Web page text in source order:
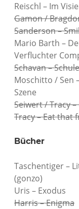
Reischl – Im
Gamon /
Sanderson –
Mario Barth –
Verfluchter
Schavan –
Moschitto / Sen
Szene
Seiwert / Tracy
Tracy – Eat that
Bücher
Taschentiger –
(gonzo)
Uris – Exodus
Harris – Enigma